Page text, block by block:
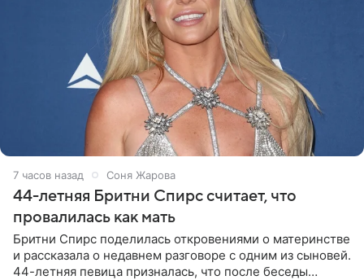
7 часов назад Соня Жарова
44-летняя Бритни Спирс считает, что
провалилась как мать
Бритни Спирс поделилась откровениями о материнстве
и рассказала о недавнем разговоре с одним из сыновей.
44-летняя певица призналась, что после беседы